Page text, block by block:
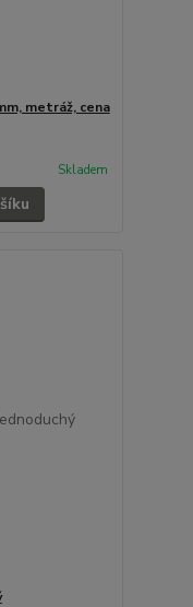
metráž, cena
Skladem